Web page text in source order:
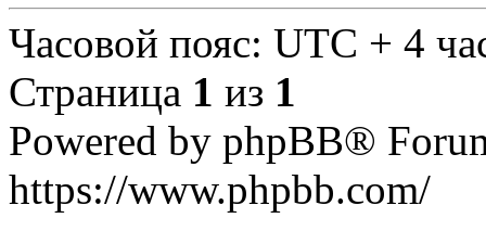
Часовой пояс: UTC + 4
Страница 1 из 1
Powered by phpBB®
https://www.phpbb.com/